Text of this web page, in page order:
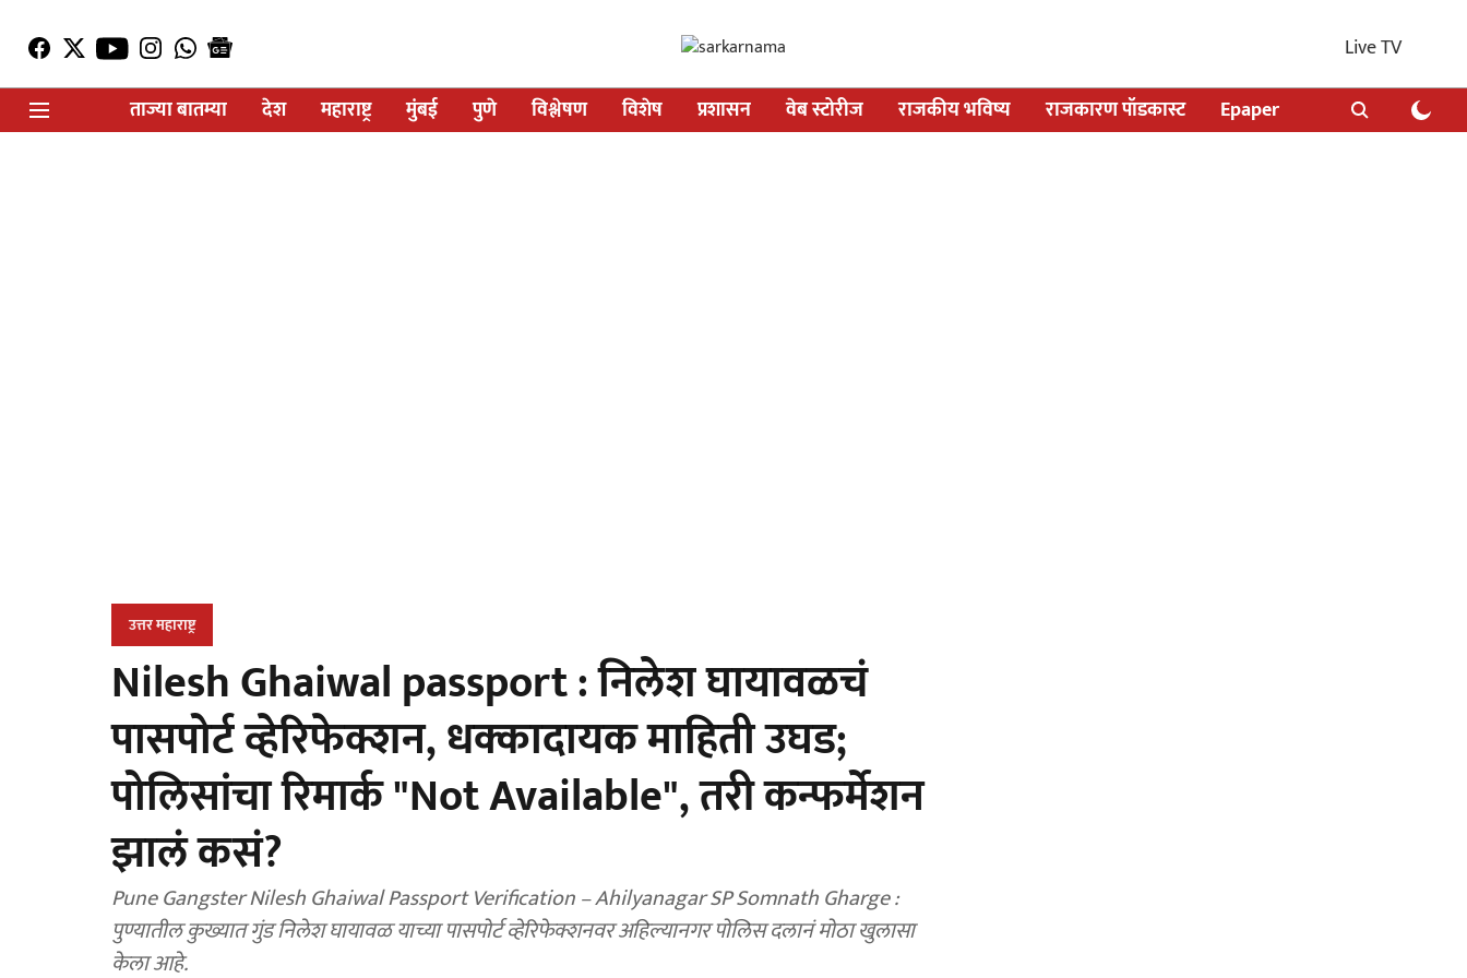
Live TV
ताज्या बातम्या
देश महाराष्ट्र मुंबई पुणे विश्लेषण विशेष प्रशासन वेब स्टोरीज राजकीय भविष्य राजकारण पॉडकास्ट Epaper
उत्तर महाराष्ट्र
Nilesh Ghaiwal passport : निलेश घायावळचं
पासपोर्ट व्हेरिफेक्शन, धक्कादायक माहिती उघड;
पोलिसांचा रिमार्क "Not Available", तरी कन्फर्मेशन
झालं कसं?
Pune Gangster Nilesh Ghaiwal Passport Verification – Ahilyanagar SP Somnath Gharge :
पुण्यातील कुख्यात गुंड निलेश घायावळ याच्या पासपोर्ट व्हेरिफेक्शनवर अहिल्यानगर पोलिस दलानं मोठा खुलासा
केला आहे.